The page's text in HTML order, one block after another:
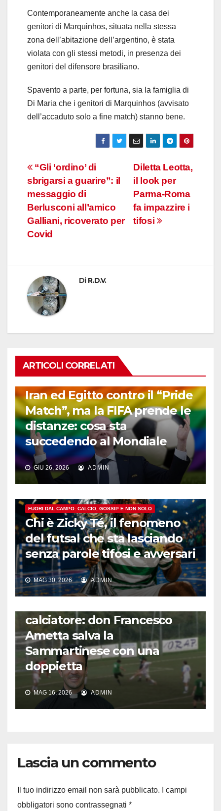
Contemporaneamente anche la casa dei
genitori di Marquinhos, situata nella stessa
zona dell’abitazione dell’argentino, è stata
violata con gli stessi metodi, in presenza dei
genitori del difensore brasiliano.
Spavento a parte, per fortuna, sia la famiglia di
Di Maria che i genitori di Marquinhos (avvisato
dell’accaduto solo a fine match) stanno bene.
Navigazione
articoli
Diletta Leotta,
il look per
Parma-Roma
fa impazzire i
tifosi
“Gli ‘ordino’ di
sbrigarsi a guarire”: il
messaggio di
Berlusconi all’amico
Galliani, ricoverato per
Covid
Di R.D.V.
ARTICOLI CORRELATI
Iran ed Egitto contro il “Pride
Match”, ma la FIFA prende le
distanze: cosa sta
succedendo al Mondiale
GIU 26, 2026 ADMIN
FUORI DAL CAMPO: CALCIO, GOSSIP E NON SOLO
Chi è Zicky Té, il fenomeno
del futsal che sta lasciando
senza parole tifosi e avversari
MAG 30, 2026 ADMIN
FUORI DAL CAMPO: CALCIO, GOSSIP E NON SOLO
calciatore: don Francesco
Ametta salva la
Sammartinese con una
doppietta
MAG 16, 2026 ADMIN
Lascia un commento
Il tuo indirizzo email non sarà pubblicato.
I campi
obbligatori sono contrassegnati *